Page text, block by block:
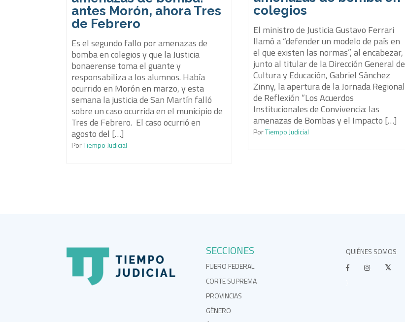
antes Morón, ahora Tres
de Febrero
Es el segundo fallo por amenazas de
bomba en colegios y que la Justicia
bonaerense toma el guante y
responsabiliza a los alumnos. Había
ocurrido en Morón en marzo, y esta
semana la justicia de San Martín falló
sobre un caso ocurrida en el municipio de
Tres de Febrero. El caso ocurrió en
agosto del […]
PorTiempo Judicial
colegios
El ministro de Justicia Gustavo Ferrari
llamó a “defender un modelo de país en
el que existen las normas”, al encabezar,
junto al titular de la Dirección General de
Cultura y Educación, Gabriel Sánchez
Zinny, la apertura de la Jornada Regional
de Reflexión “Los Acuerdos
Institucionales de Convivencia: las
amenazas de Bombas y el Impacto […]
PorTiempo Judicial
SECCIONES
FUERO FEDERAL
CORTE SUPREMA
PROVINCIAS
GÉNERO
QUIÉNES SOMOS